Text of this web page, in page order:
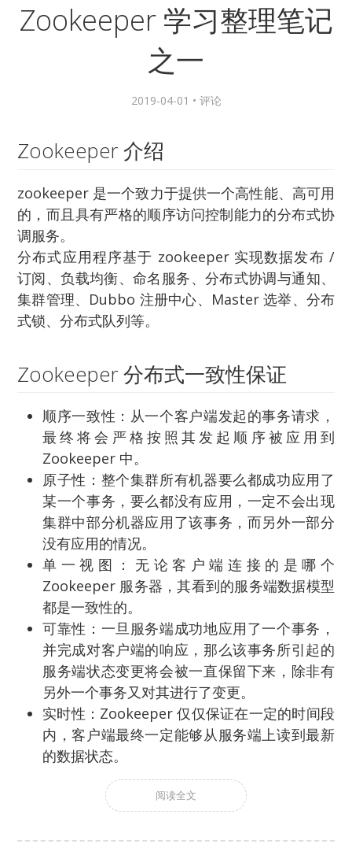
Zookeeper 学习整理笔记
之一
2019-04-01 • 评论
Zookeeper 介绍
zookeeper 是一个致力于提供一个高性能、高可用
的，而且具有严格的顺序访问控制能力的分布式协
调服务。
分布式应用程序基于 zookeeper 实现数据发布 /
订阅、负载均衡、命名服务、分布式协调与通知、
集群管理、Dubbo 注册中心、Master 选举、分布
式锁、分布式队列等。
Zookeeper 分布式一致性保证
顺序一致性：从一个客户端发起的事务请求，
最终将会严格按照其发起顺序被应用到
Zookeeper 中。
原子性：整个集群所有机器要么都成功应用了
某一个事务，要么都没有应用，一定不会出现
集群中部分机器应用了该事务，而另外一部分
没有应用的情况。
单一视图：无论客户端连接的是哪个
Zookeeper 服务器，其看到的服务端数据模型
都是一致性的。
可靠性：一旦服务端成功地应用了一个事务，
并完成对客户端的响应，那么该事务所引起的
服务端状态变更将会被一直保留下来，除非有
另外一个事务又对其进行了变更。
实时性：Zookeeper 仅仅保证在一定的时间段
内，客户端最终一定能够从服务端上读到最新
的数据状态。
阅读全文